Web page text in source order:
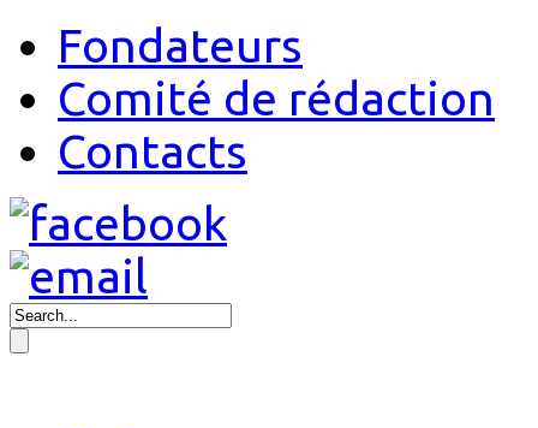
Fondateurs
Comité de rédaction
Contacts